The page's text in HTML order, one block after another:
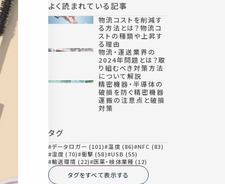
よく読まれている記事
物流コストを削減す
る方法とは？物流コ
ストの種類や上昇す
る理由
物流・運送業界の
2024年問題とは？取
り組むべき対策方法
について解説
精密機器・半導体の
破損を防ぐ精密機器
運搬の注意点と破損
対策
タグ
データロガー (101) 温度 (86) NFC (83)
湿度 (70) 衝撃 (58) USB (55)
輸送環境 (22) 医薬・検体業種 (12)
タグをすべて表示する